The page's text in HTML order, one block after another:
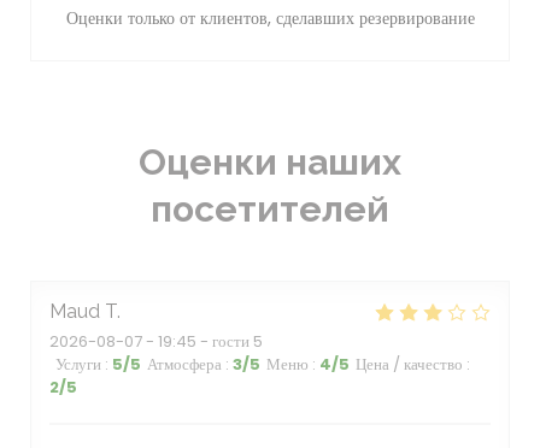
Оценки наших
посетителей
Maud T
2026-08-07 - 19:45 - гости 5
Услуги : 5/5 Атмосфера : 3/5 Меню : 4/5 Цена / качество :
2/5
Оценки только от клиентов, сделавших резервирование